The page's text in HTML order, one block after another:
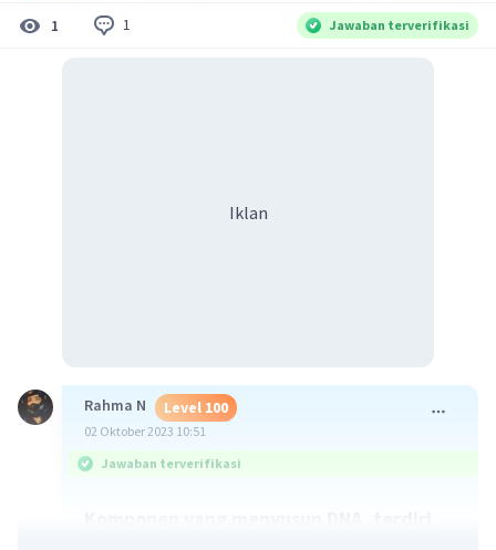
1 1 Jawaban terverifikasi
Iklan
Rahma N Level 100
02 Oktober 2023 10:51
Jawaban terverifikasi